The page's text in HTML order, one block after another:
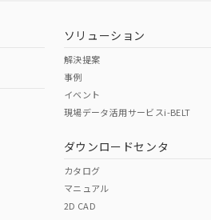
ソリューション
解決提案
事例
イベント
現場データ活用サービスi-BELT
ダウンロードセンタ
カタログ
マニュアル
2D CAD